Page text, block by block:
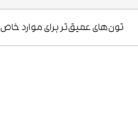
تون‌های عمیق‌تر برای موارد خاص